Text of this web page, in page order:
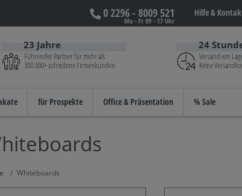
0 2296 - 8009 521
Mo - Fr 09 - 17 Uhr
Hilfe &
23 Jahre
Führender Partner für mehr als
300.000+ zufriedene Firmenkunden
24
Versand von
Keine
für Prospekte Office & Präsentation % Sale
Whiteboards